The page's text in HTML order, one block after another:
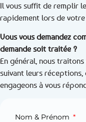
Il vous suffit de remplir
rapidement lors de votre
Vous vous demandez
demande soit traitée ?
En général, nous
suivant leurs réceptions,
engageons à vous
Nom & Prénom